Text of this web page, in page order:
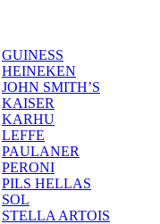
GUINESS
HEINEKEN
JOHN SMITH’S
KAISER
KARHU
LEFFE
PAULANER
PERONI
PILS HELLAS
SOL
STELLA ARTOIS